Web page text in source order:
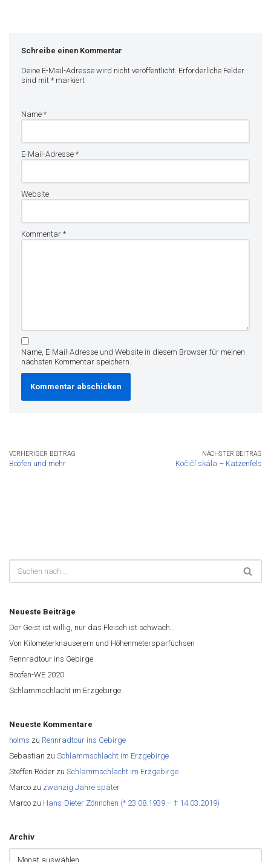
Schreibe einen Kommentar
Deine E-Mail-Adresse wird nicht veröffentlicht. Erforderliche Felder
sind mit * markiert
Name *
E-Mail-Adresse *
Website
Kommentar *
Name, E-Mail-Adresse und Website in diesem Browser für meinen
nächsten Kommentar speichern.
VORHERIGER BEITRAG
Boofen und mehr
NÄCHSTER BEITRAG
Kočičí skála – Katzenfels
Neueste Beiträge
Der Geist ist willig, nur das Fleisch ist schwach…
Von Kilometerknauserern und Höhenmetersparfüchsen
Rennradtour ins Gebirge
Boofen-WE 2020
Schlammschlacht im Erzgebirge
Neueste Kommentare
holms zu Rennradtour ins Gebirge
Sebastian zu Schlammschlacht im Erzgebirge
Steffen Röder zu Schlammschlacht im Erzgebirge
Marco zu zwanzig Jahre später
Marco zu Hans-Dieter Zönnchen (* 23.08.1939 – † 14.03.2019)
Archiv